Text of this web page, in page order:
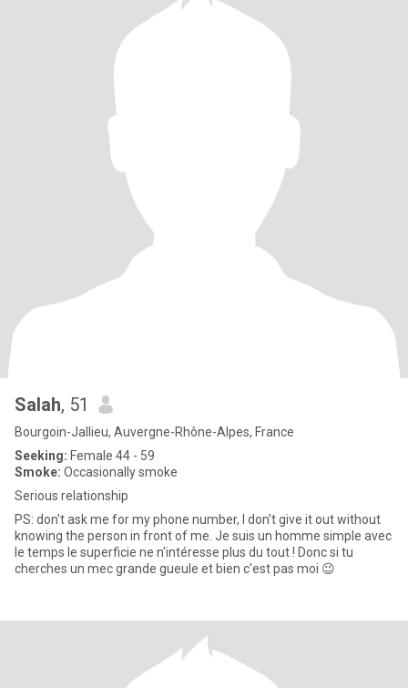
Salah, 51
Bourgoin-Jallieu, Auvergne-Rhône-Alpes, France
Seeking: Female 44 - 59
Smoke: Occasionally smoke
Serious relationship
PS: don't ask me for my phone number, I don't give it out without
knowing the person in front of me. Je suis un homme simple avec
le temps le superficie ne n'intéresse plus du tout ! Donc si tu
cherches un mec grande gueule et bien c'est pas moi 😉